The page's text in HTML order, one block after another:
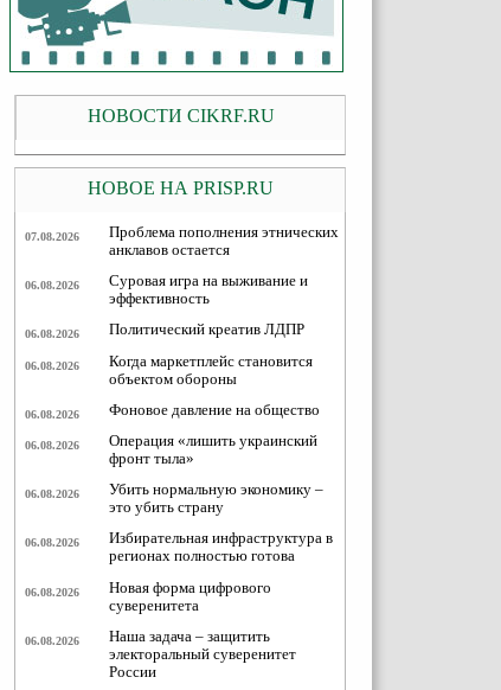
НОВОСТИ CIKRF.RU
НОВОЕ НА PRISP.RU
07.08.2026
Проблема пополнения этнических
анклавов остается
06.08.2026
Суровая игра на выживание и
эффективность
06.08.2026 Политический креатив ЛДПР
06.08.2026
Когда маркетплейс становится
объектом обороны
06.08.2026 Фоновое давление на общество
06.08.2026
Операция «лишить украинский
фронт тыла»
06.08.2026
Убить нормальную экономику –
это убить страну
06.08.2026
Избирательная инфраструктура в
регионах полностью готова
06.08.2026
Новая форма цифрового
суверенитета
06.08.2026
Наша задача – защитить
электоральный суверенитет
России